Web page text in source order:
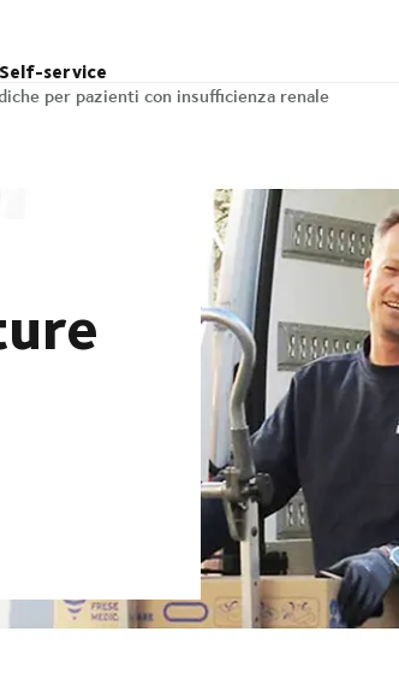
Self-service
per pazienti con insufficienza renale